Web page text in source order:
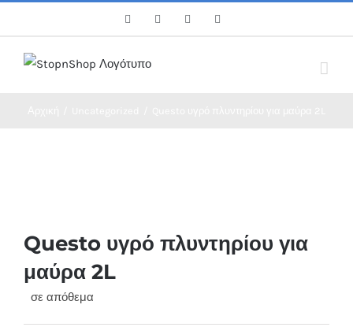
content
FacebookTwitter Instagram
Questo υγρό πλυντηρίου για
μαύρα 2L
σε απόθεμα